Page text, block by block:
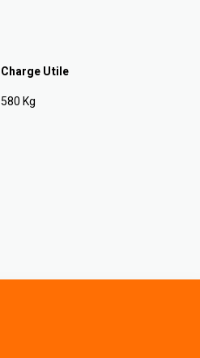
Charge Utile
580 Kg